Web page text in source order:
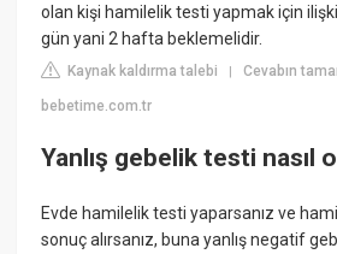
olan kişi hamilelik testi yapmak için
gün yani 2 hafta beklemelidir.
Kaynak kaldırma talebi |Cevabın
bebetime.com.tr
Yanlış gebelik testi nasıl
Evde hamilelik testi yaparsanız ve
sonuç alırsanız, buna yanlış negatif